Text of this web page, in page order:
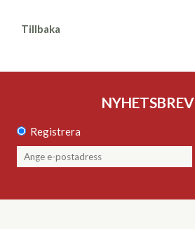
Tillbaka
NYHETSBREV
Registrera